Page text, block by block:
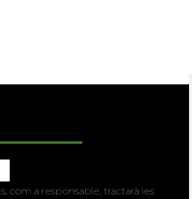
com a responsable, tractarà les